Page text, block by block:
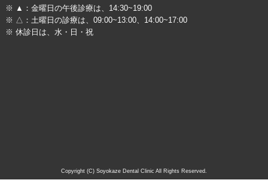
※ ▲：金曜日の午後診療は、14:30~19:00
※ △：土曜日の診療は、09:00~13:00、14:00~17:00
※ 休診日は、水・日・祝
Copyright (C) Soyokaze Dental Clinic All Rights Reserved.